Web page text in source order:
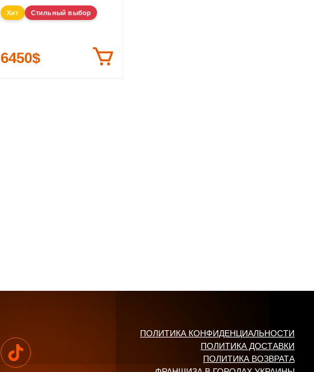
Хит Стильный выбор
6450$
ПОЛИТИКА КОНФИДЕНЦИАЛЬНОСТИ
ПОЛИТИКА ДОСТАВКИ
ПОЛИТИКА ВОЗВРАТА